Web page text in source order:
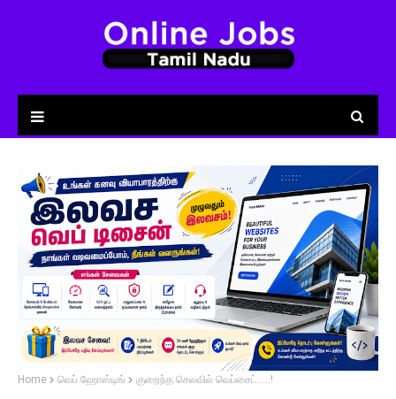
Home வெப் ஹோஸ்டிங் குறைந்த செலவில் வெப்சைட்.....!